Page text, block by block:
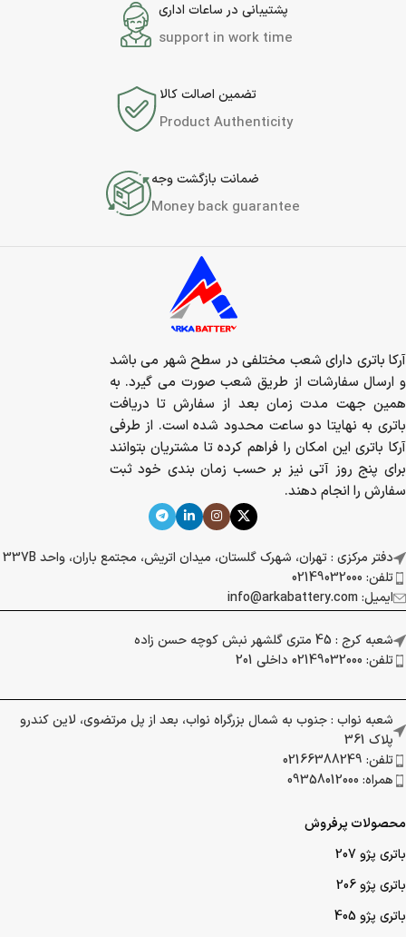
پشتیبانی در ساعات اداری
support in work time
تضمین اصالت کالا
Product Authenticity
ضمانت بازگشت وجه
Money back guarantee
آرکا باتری دارای شعب مختلفی در سطح شهر می باشد
و ارسال سفارشات از طریق شعب صورت می گیرد. به
همین جهت مدت زمان بعد از سفارش تا دریافت
باتری به نهایتا دو ساعت محدود شده است. از طرفی
آرکا باتری این امکان را فراهم کرده تا مشتریان بتوانند
برای پنج روز آتی نیز بر حسب زمان بندی خود ثبت
سفارش را انجام دهند.
دفتر مرکزی : تهران، شهرک گلستان، میدان اتریش، مجتمع باران، واحد 337B
تلفن: 02149032000
ایمیل: info@arkabattery.com
شعبه کرج : 45 متری گلشهر نبش کوچه حسن زاده
تلفن: 02149032000 داخلی 201
شعبه نواب : جنوب به شمال بزرگراه نواب، بعد از پل مرتضوی، لاین کندرو
پلاک 361
تلفن: 02166388249
همراه: 09358012000
محصولات پرفروش
باتری پژو 207
باتری پژو 206
باتری پژو 405